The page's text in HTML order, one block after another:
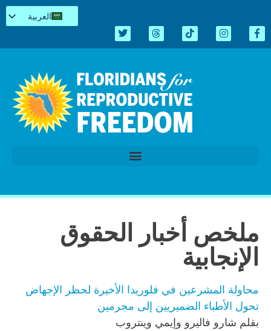
العربية
Español
简体中文
Tiếng Việt
اردو
ملخص أخبار الحقوق
الإنجابية
محاولة المشرعين في فلوريدا الأخيرة لحظر الإجهاض
تحول الأطباء الضميريين إلى مجرمين
بقلم شارو فاليرو وإيمي وينتروب